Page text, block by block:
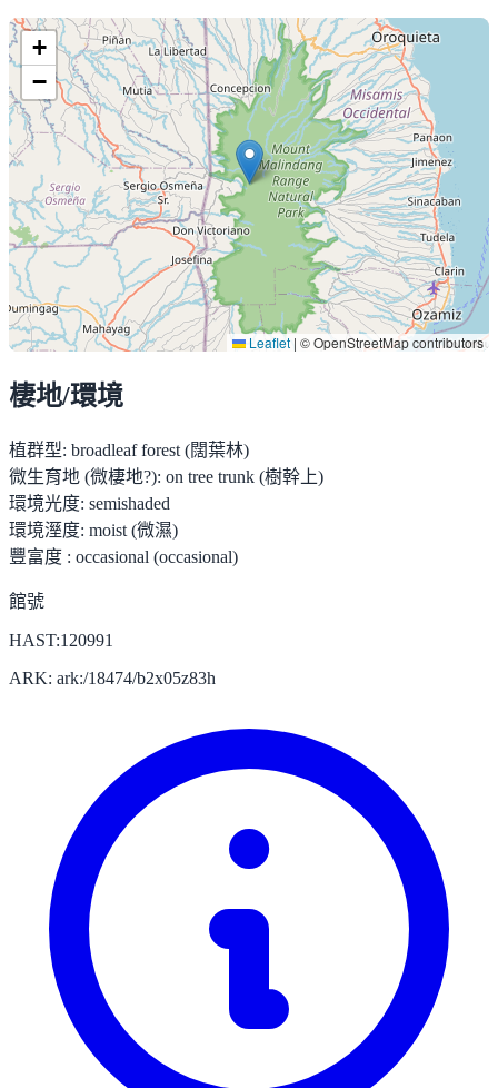
+
−
Leaflet | © OpenStreetMap contributors
棲地/環境
植群型: broadleaf forest (闊葉林)
微生育地 (微棲地?): on tree trunk (樹幹上)
環境光度: semishaded
環境溼度: moist (微濕)
豐富度 : occasional (occasional)
館號
HAST:120991
ARK: ark:/18474/b2x05z83h